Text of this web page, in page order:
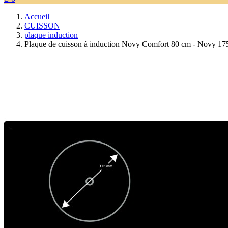
Accueil
CUISSON
plaque induction
Plaque de cuisson à induction Novy Comfort 80 cm - Novy